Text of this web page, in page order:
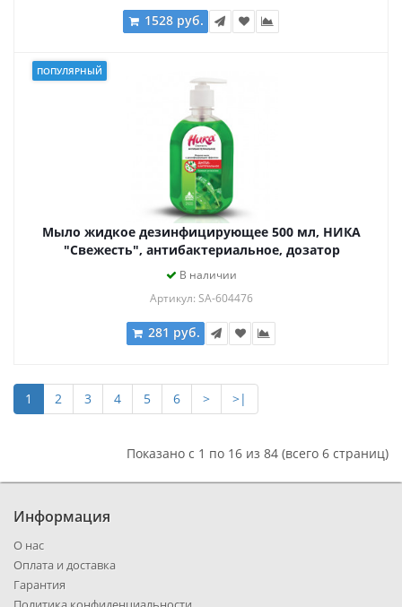
1528 руб.
ПОПУЛЯРНЫЙ
Мыло жидкое дезинфицирующее 500 мл, НИКА
"Свежесть", антибактериальное, дозатор
В наличии
Артикул: SA-604476
281 руб.
1 2 3 4 5 6 > >|
Показано с 1 по 16 из 84 (всего 6 страниц)
Информация
О нас
Оплата и доставка
Гарантия